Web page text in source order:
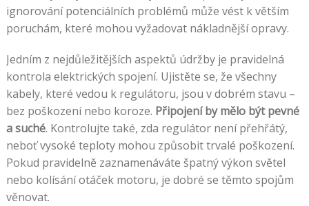
ignorování potenciálních problémů může vést k větším
poruchám, které mohou vyžadovat nákladnější opravy.
Jedním z nejdůležitějších aspektů údržby je pravidelná
kontrola elektrických spojení. Ujistěte se, že všechny
kabely, které vedou k regulátoru, jsou v dobrém stavu –
bez poškození nebo koroze. Připojení by mělo být pevné
a suché. Kontrolujte také, zda regulátor není přehřátý,
neboť vysoké teploty mohou způsobit trvalé poškození.
Pokud pravidelně zaznamenáváte špatný výkon světel
nebo kolísání otáček motoru, je dobré se těmto spojům
věnovat.